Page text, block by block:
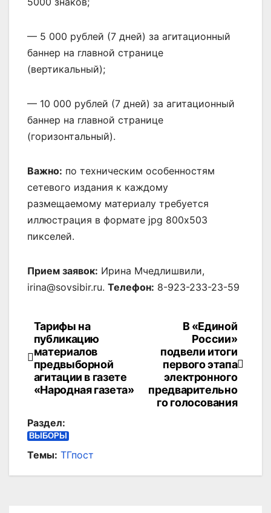
— 5 000 рублей (7 дней) за агитационный
баннер на главной странице
(вертикальный);
— 10 000 рублей (7 дней) за агитационный
баннер на главной странице
(горизонтальный).
Важно: по техническим особенностям
сетевого издания к каждому
размещаемому материалу требуется
иллюстрация в формате jpg 800х503
пикселей.
Прием заявок: Ирина Мчедлишвили,
irina@sovsibir.ru. Телефон: 8-923-233-23-59
Навигация
по
записям
В «Единой
России»
подвели итоги
первого этапа
электронного
предварительно
го голосования
Тарифы на
публикацию
материалов
предвыборной
агитации в газете
«Народная газета»
Раздел:
ВЫБОРЫ
Темы: ТГпост